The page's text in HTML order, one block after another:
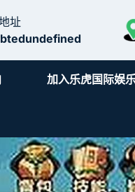
址
加入乐虎国际娱